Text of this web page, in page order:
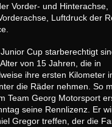
Vorder- und Hinterachse,
Luftdruck der
Cup starberechtigt
von 15 Jahren, die in
ihre ersten Kilometer
die Räder nehmen. So
Team Georg Motorsport
seine Rennlizenz. Er
Gregor treffen, der die